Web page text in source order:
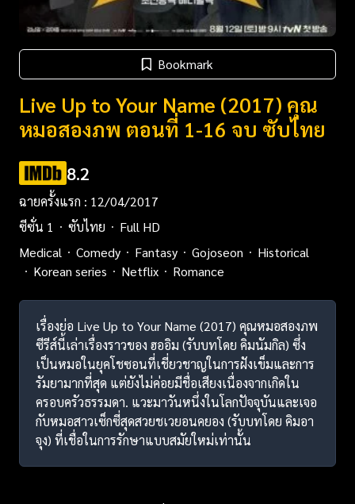
Bookmark
Live Up to Your Name (2017) คุณ
หมอสองภพ ตอนที่ 1-16 จบ ซับไทย
8.2
ฉายครั้งแรก : 12/04/2017
ซีซั่น 1
ซับไทย
Full HD
Medical
Comedy Fantasy Gojoseon
Historical
Korean series
Netflix Romance
เรื่องย่อ Live Up to Your Name (2017) คุณหมอสองภพ
ซีรีส์นี้เล่าเรื่องราวของ ฮออิม (รับบทโดย คิมนัมกิล) ซึ่ง
เป็นหมอในยุคโชซอนที่เชี่ยวชาญในการฝังเข็มและการ
รัมยามากที่สุด แต่ยังไม่ค่อยมีชื่อเสียงเนื่องจากเกิดใน
ครอบครัวธรรมดา. แวะมาวันหนึ่งในโลกปัจจุบันและเจอ
กับหมอสาวเซ็กซี่สุดสวยชเวยอนคยอง (รับบทโดย คิมอา
จุง) ที่เชื่อในการรักษาแบบสมัยใหม่เท่านั้น